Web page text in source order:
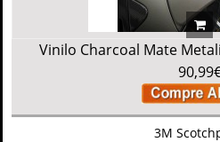
Vinilo Charcoal Mate
3M